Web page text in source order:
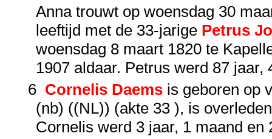
Anna trouwt op woensdag 30
leeftijd met de 33-jarige Petrus
woensdag 8 maart 1820 te
1907 aldaar. Petrus werd 87 jaar,
6 Cornelis Daems is geboren op
(nb) ((NL)) (akte 33 ), is
Cornelis werd 3 jaar, 1 maand en